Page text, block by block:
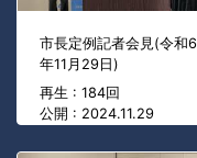
市長定例記者会見(令和6
年11月29日)
再生 : 184回
公開 : 2024.11.29